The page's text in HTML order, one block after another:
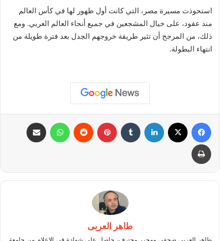
استحوذت مسيرة مصر، التي كانت أول ظهور لها في كأس العالم
منذ عقود، على خيال المشجعين في جميع أنحاء العالم العربي. ومع
ذلك، من المرجح أن تثير طريقة خروجهم الجدل بعد فترة طويلة من
انتهاء البطولة.
فيسبوك لينكدإن بينتيريست واتساب
طباعة
طاهر العربى